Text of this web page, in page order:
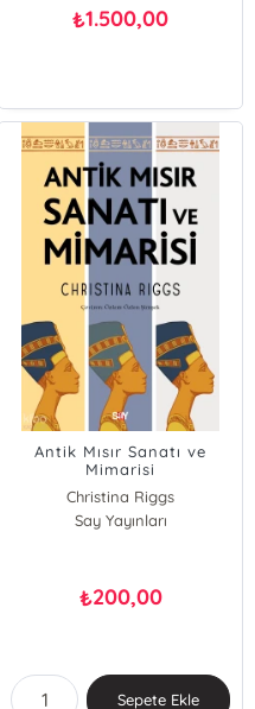
₺1.500,00
Antik Mısır Sanatı ve
Mimarisi
Christina Riggs
Say Yayınları
₺200,00
Sepete Ekle